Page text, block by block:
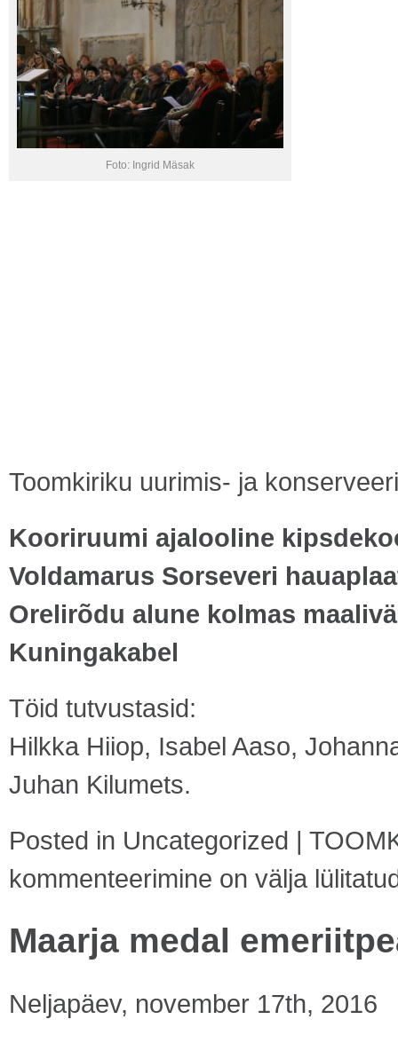
Foto: Ingrid Mäsak
Toomkiriku uurimis- ja
Kooriruumi ajalooline
Voldamarus Sorseveri
Orelirõdu alune kolmas
Kuningakabel
Töid tutvustasid:
Hilkka Hiiop, Isabel Aaso,
Juhan Kilumets.
Posted in Uncategorized |
kommenteerimine on välja
Maarja medal
Neljapäev, november 17th, 2016